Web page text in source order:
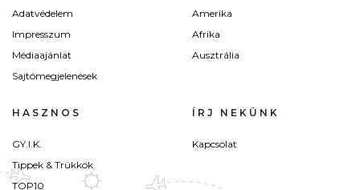
Adatvédelem
Impresszum
Médiaajánlat
Sajtómegjelenések
Amerika
Afrika
Ausztrália
HASZNOS
GY.I.K.
Tippek & Trükkök
TOP10
ÍRJ NEKÜNK
Kapcsolat